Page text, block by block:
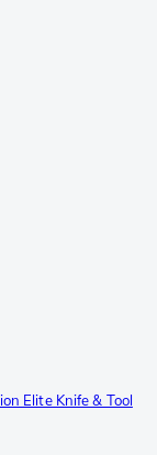
Elite Knife & Tool